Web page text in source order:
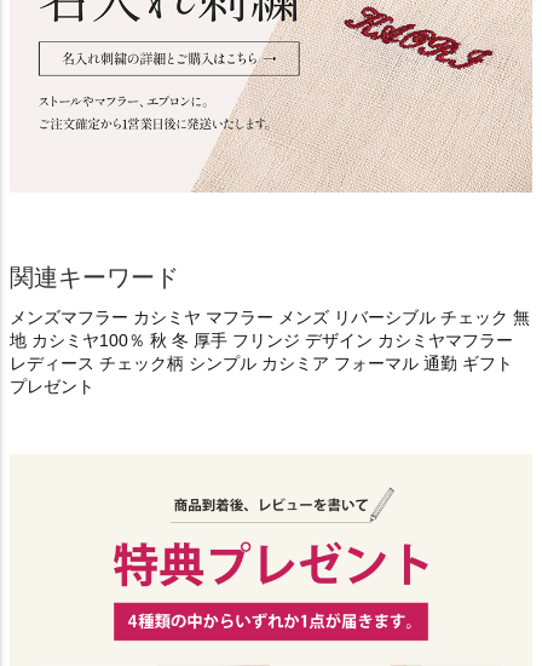
関連キーワード
メンズマフラー カシミヤ マフラー メンズ リバーシブル チェック 無
地 カシミヤ100％ 秋 冬 厚手 フリンジ デザイン カシミヤマフラー
レディース チェック柄 シンプル カシミア フォーマル 通勤 ギフト
プレゼント